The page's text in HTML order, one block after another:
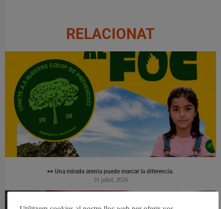
RELACIONAT
👀 Una mirada atenta puede marcar la diferencia.
31 juliol, 2026